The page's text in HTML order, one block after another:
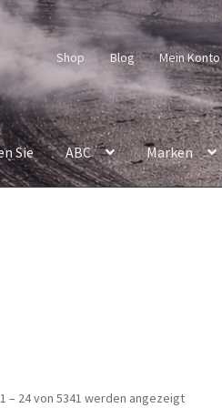
Shop Blog Mein Konto
Sie ABC Marken
– 24 von 5341 werden angezeigtNach